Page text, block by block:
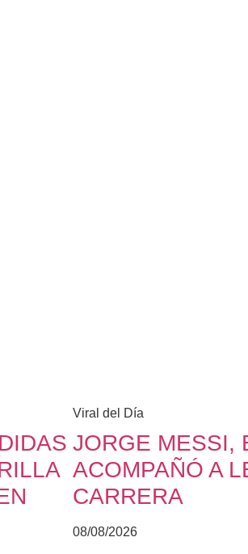
Viral del Día
JORGE MESSI,
ACOMPAÑÓ A
CARRERA
08/08/2026